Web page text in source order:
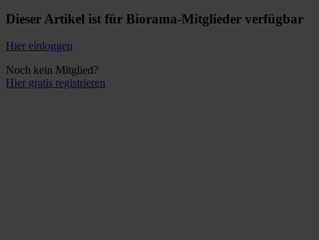
Dieser Artikel ist für Biorama-Mitglieder verfügbar
Hier einloggen
Noch kein Mitglied?
Hier gratis registrieren